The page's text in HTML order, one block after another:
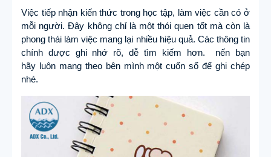
Việc tiếp nhận kiến thức trong học tập, làm việc cần có ở
mỗi người. Đây không chỉ là một thói quen tốt mà còn là
phong thái làm việc mang lại nhiều hiệu quả. Các thông tin
chính được ghi nhớ rõ, dễ tìm kiếm hơn. nến bạn
hãy luôn mang theo bên mình một cuốn sổ để ghi chép
nhé.